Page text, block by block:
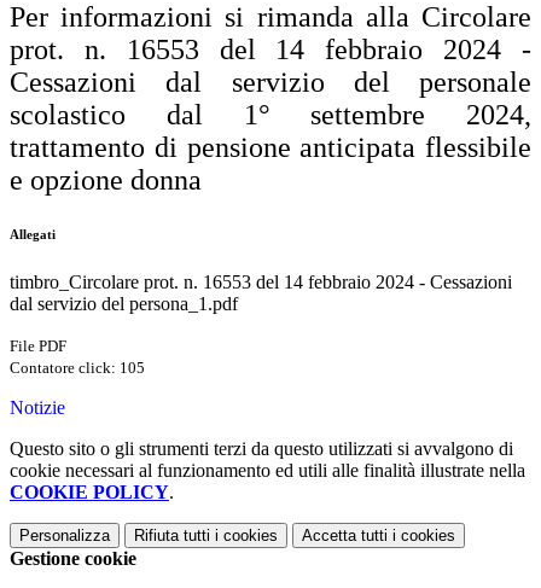
Per informazioni si rimanda alla Circolare
prot. n. 16553 del 14 febbraio 2024 -
Cessazioni dal servizio del personale
scolastico dal 1° settembre 2024,
trattamento di pensione anticipata flessibile
e opzione donna
Allegati
timbro_Circolare prot. n. 16553 del 14 febbraio 2024 - Cessazioni
dal servizio del persona_1.pdf
File PDF
Contatore click: 105
Notizie
Questo sito o gli strumenti terzi da questo utilizzati si avvalgono di
cookie necessari al funzionamento ed utili alle finalità illustrate nella
COOKIE POLICY.
Personalizza Rifiuta tutti i cookies Accetta tutti i cookies
Gestione cookie